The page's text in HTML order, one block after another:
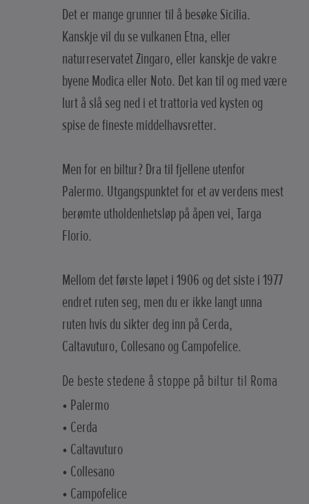
Det er mange grunner til å besøke Sicilia.
Kanskje vil du se vulkanen Etna, eller
naturreservatet Zingaro, eller kanskje de vakre
byene Modica eller Noto. Det kan til og med være
lurt å slå seg ned i et trattoria ved kysten og
spise de fineste middelhavsretter.
Men for en biltur? Dra til fjellene utenfor
Palermo. Utgangspunktet for et av verdens mest
berømte utholdenhetsløp på åpen vei, Targa
Florio.
Mellom det første løpet i 1906 og det siste i 1977
endret ruten seg, men du er ikke langt unna
ruten hvis du sikter deg inn på Cerda,
Caltavuturo, Collesano og Campofelice.
De beste stedene å stoppe på biltur til Roma
• Palermo
• Cerda
• Caltavuturo
• Collesano
• Campofelice